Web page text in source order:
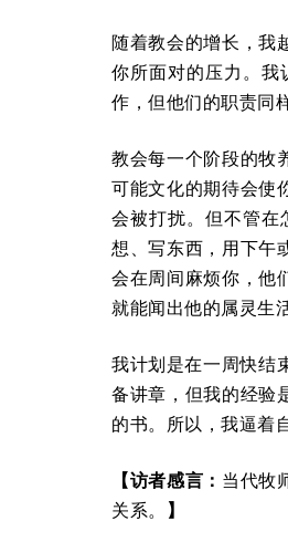
随着教会的增长，我
你所面对的压力。我
作，但他们的职责同
教会每一个阶段的牧
可能文化的期待会使
会被打扰。但不管在
想、写东西，用下午
会在周间麻烦你，他
就能闻出他的属灵生
我计划是在一周快结
备讲章，但我的经验
的书。所以，我逼着
【访者感言： 当代牧
关系。
】